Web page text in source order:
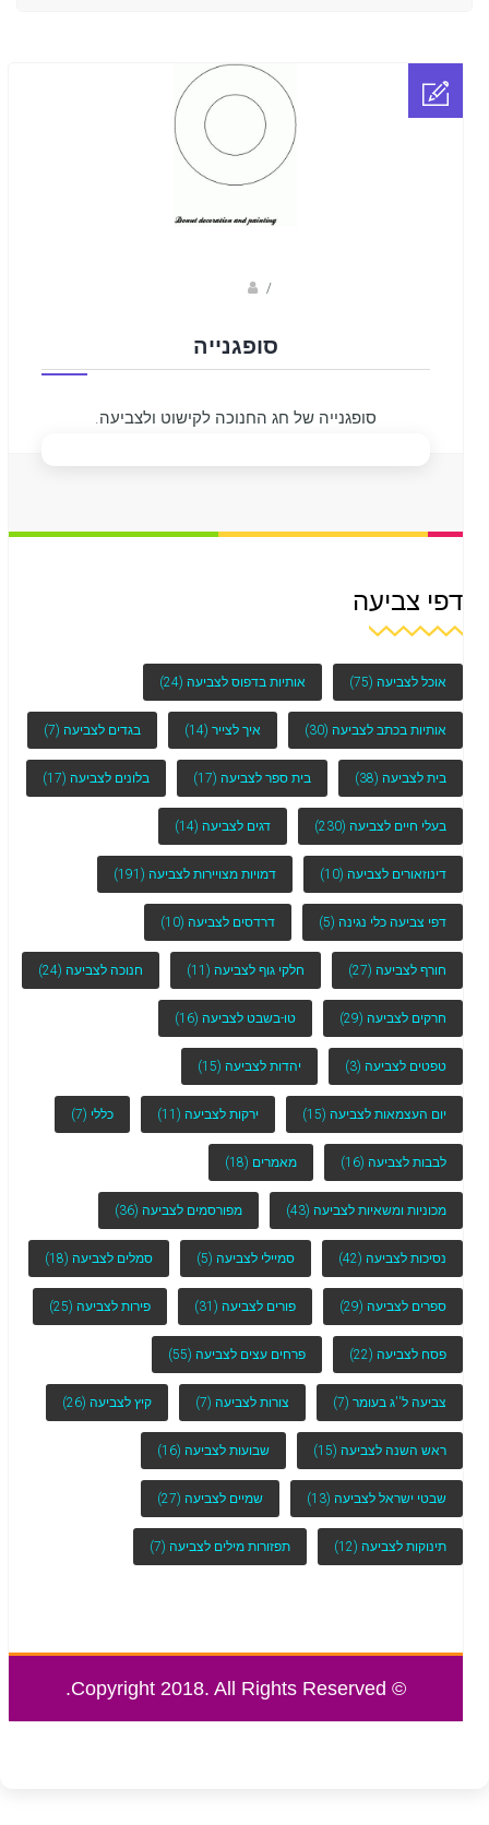
/
סופגנייה
סופגנייה של חג החנוכה לקישוט ולצביעה.
דפי צביעה
אוכל לצביעה (75) אותיות בדפוס לצביעה (24)
אותיות בכתב לצביעה (30) איך לצייר (14) בגדים לצביעה (7)
בית לצביעה (38) בית ספר לצביעה (17) בלונים לצביעה (17)
בעלי חיים לצביעה (230) דגים לצביעה (14)
דינוזאורים לצביעה (10) דמויות מצויירות לצביעה (191)
דפי צביעה כלי נגינה (5) דרדסים לצביעה (10)
חורף לצביעה (27) חלקי גוף לצביעה (11) חנוכה לצביעה (24)
חרקים לצביעה (29) טו-בשבט לצביעה (16)
טפטים לצביעה (3) יהדות לצביעה (15)
יום העצמאות לצביעה (15) ירקות לצביעה (11) כללי (7)
לבבות לצביעה (16) מאמרים (18)
מכוניות ומשאיות לצביעה (43) מפורסמים לצביעה (36)
נסיכות לצביעה (42) סמיילי לצביעה (5) סמלים לצביעה (18)
ספרים לצביעה (29) פורים לצביעה (31) פירות לצביעה (25)
פסח לצביעה (22) פרחים עצים לצביעה (55)
צביעה ל''ג בעומר (7) צורות לצביעה (7) קיץ לצביעה (26)
ראש השנה לצביעה (15) שבועות לצביעה (16)
שבטי ישראל לצביעה (13) שמיים לצביעה (27)
תינוקות לצביעה (12) תפזורות מילים לצביעה (7)
© Copyright 2018. All Rights Reserved.